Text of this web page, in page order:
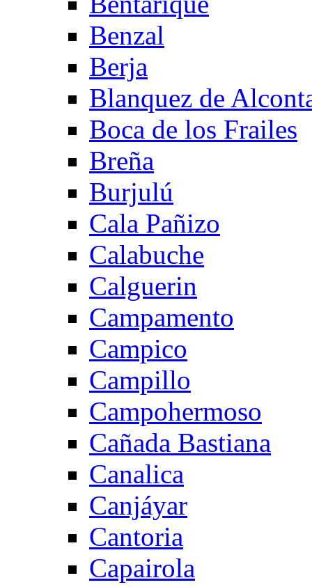
Benzal
Berja
Blanquez de
Boca de los Frailes
Breña
Burjulú
Cala Pañizo
Calabuche
Calguerin
Campamento
Campico
Campillo
Campohermoso
Cañada Bastiana
Canalica
Canjáyar
Cantoria
Capairola